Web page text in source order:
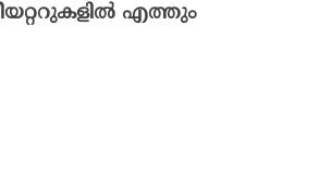
എത്തും